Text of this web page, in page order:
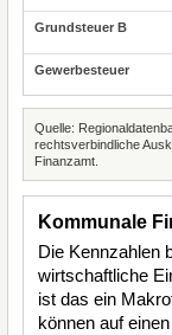
Quelle:
rechtsverbindliche
Finanzamt.
Kommunale
Die Kennzahlen
wirtschaftliche
ist das ein
können auf